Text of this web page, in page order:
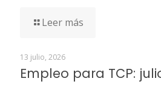
Leer más
13 julio, 2026
Empleo para TCP: